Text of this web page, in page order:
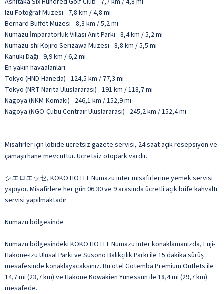
Izu Fotoğraf Müzesi - 7,8 km / 4,8 mi
Bernard Buffet Müzesi - 8,3 km / 5,2 mi
Numazu İmparatorluk Villası Anıt Parkı - 8,4 km / 5,2 mi
Numazu-shi Kojiro Serizawa Müzesi - 8,8 km / 5,5 mi
Kanuki Dağı - 9,9 km / 6,2 mi
En yakın havaalanları:
Tokyo (HND-Haneda) - 124,5 km / 77,3 mi
Tokyo (NRT-Narita Uluslararası) - 191 km / 118,7 mi
Nagoya (NKM-Komaki) - 246,1 km / 152,9 mi
Nagoya (NGO-Çubu Centrair Uluslararası) - 245,2 km / 152,4 mi
Misafirler için lobide ücretsiz gazete servisi, 24 saat açık resepsiyon ve
çamaşırhane mevcuttur. Ücretsiz otopark vardır.
シエロエッセ, KOKO HOTEL Numazu inter misafirlerine yemek servisi
yapıyor. Misafirlere her gün 06.30 ve 9 arasında ücretli açık büfe kahvaltı
servisi yapılmaktadır.
Numazu bölgesinde
Numazu bölgesindeki KOKO HOTEL Numazu inter konaklamanızda, Fuji-
Hakone-Izu Ulusal Parkı ve Susono Balıkçılık Parkı ile 15 dakika sürüş
mesafesinde konaklayacaksınız. Bu otel Gotemba Premium Outlets ile
14,7 mi (23,7 km) ve Hakone Kowakien Yunessun ile 18,4 mi (29,7 km)
mesafede.